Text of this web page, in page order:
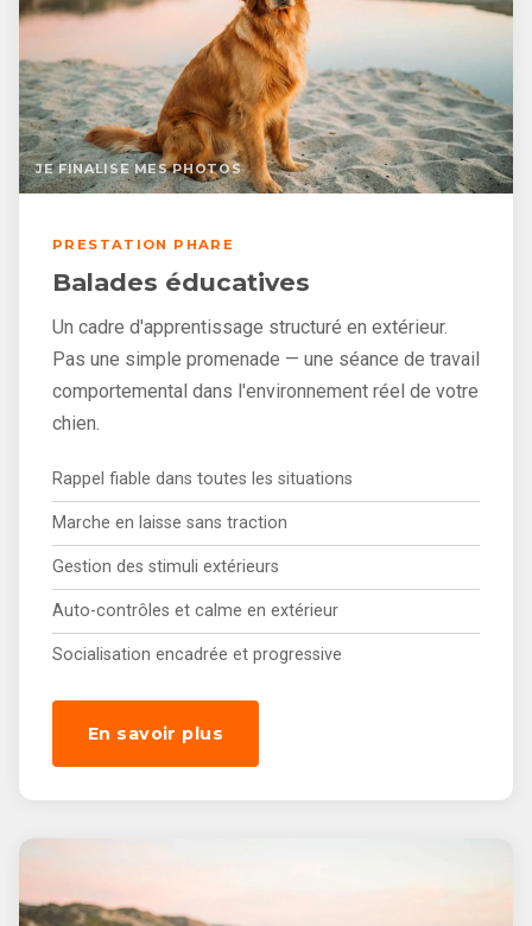
JE FINALISE MES PHOTOS
PRESTATION PHARE
Balades éducatives
Un cadre d'apprentissage structuré en extérieur.
Pas une simple promenade — une séance de travail
comportemental dans l'environnement réel de votre
chien.
Rappel fiable dans toutes les situations
Marche en laisse sans traction
Gestion des stimuli extérieurs
Auto-contrôles et calme en extérieur
Socialisation encadrée et progressive
En savoir plus